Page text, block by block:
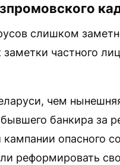
слишком
частного
чем
банкира за
опасного
реформировать